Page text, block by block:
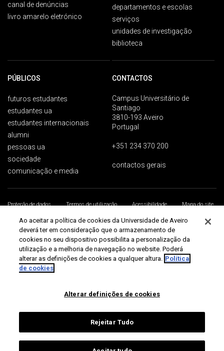
canal de denúncias
livro amarelo eletrónico
departamentos e escolas
serviços
unidades de investigação
biblioteca
PÚBLICOS
futuros estudantes
estudantes ua
estudantes internacionais
alumni
pessoas ua
sociedade
comunicação e media
CONTACTOS
Campus Universitário de
Santiago
3810-193 Aveiro
Portugal
+351 234 370 200
contactos gerais
Proteção de dados Termos de utilização Acessibilidade
Mapa do site
Universidade de Aveiro 2026
Ao aceitar a política de cookies da Universidade de Aveiro
deverá ter em consideração que o armazenamento de
cookies no seu dispositivo possibilita a personalização da
utilização e a melhoria de navegação no website. Poderá
alterar as definições de cookies a qualquer altura. Política
de cookies
Alterar definições de cookies
Rejeitar Tudo